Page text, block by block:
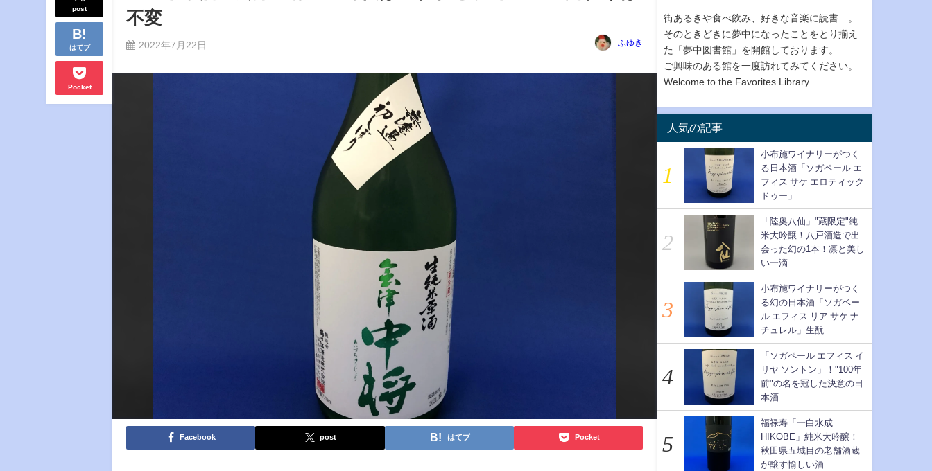
post
はてブ
Pocket
不変
2022年7月22日 ふゆき
Facebook post はてブ Pocket
街あるきや食べ飲み、好きな音楽に読書…。
そのときどきに夢中になったことをとり揃え
た「夢中図書館」を開館しております。
ご興味のある館を一度訪れてみてください。
Welcome to the Favorites Library…
人気の記事
小布施ワイナリーがつく
る日本酒「ソガペール エ
フィス サケ エロティック
ドゥー」
「陸奥八仙」"蔵限定"純
米大吟醸！八戸酒造で出
会った幻の1本！凛と美し
い一滴
小布施ワイナリーがつく
る幻の日本酒「ソガベー
ル エフィス リア サケ ナ
チュレル」生酛
「ソガペール エフィス イ
リヤ ソントン」！"100年
前"の名を冠した決意の日
本酒
福禄寿「一白水成
HIKOBE」純米大吟醸！
秋田県五城目の老舗酒蔵
が醸す愉しい酒